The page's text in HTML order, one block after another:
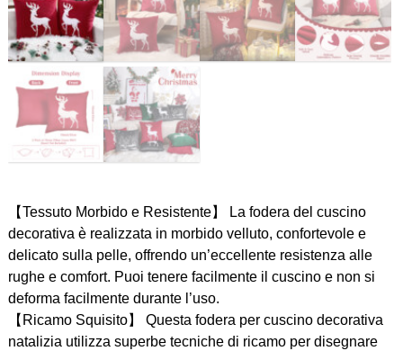
【Tessuto Morbido e Resistente】 La fodera del cuscino
decorativa è realizzata in morbido velluto, confortevole e
delicato sulla pelle, offrendo un’eccellente resistenza alle
rughe e comfort. Puoi tenere facilmente il cuscino e non si
deforma facilmente durante l’uso.
【Ricamo Squisito】 Questa fodera per cuscino decorativa
natalizia utilizza superbe tecniche di ricamo per disegnare